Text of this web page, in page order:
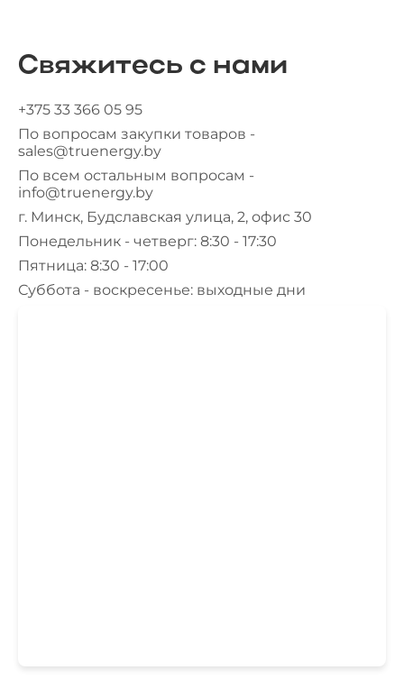
Свяжитесь с нами
+375 33 366 05 95
По вопросам закупки товаров -
sales@truenergy.by
По всем остальным вопросам -
info@truenergy.by
г. Минск, Будславская улица, 2, офис 30
Понедельник - четверг: 8:30 - 17:30
Пятница: 8:30 - 17:00
Суббота - воскресенье: выходные дни